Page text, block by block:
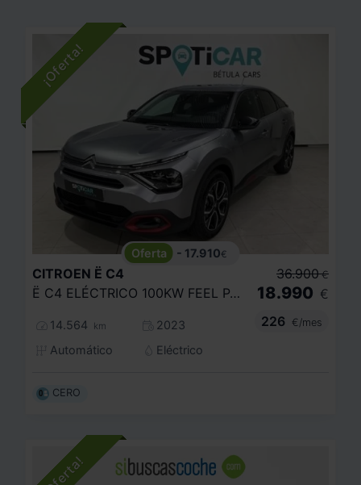
- 17.910€
CITROEN Ë C4
Ë C4 ELÉCTRICO 100KW FEEL PACK
14.564 km
2023
Automático
Eléctrico
36.900 €
18.990 €
226
€/mes
CERO